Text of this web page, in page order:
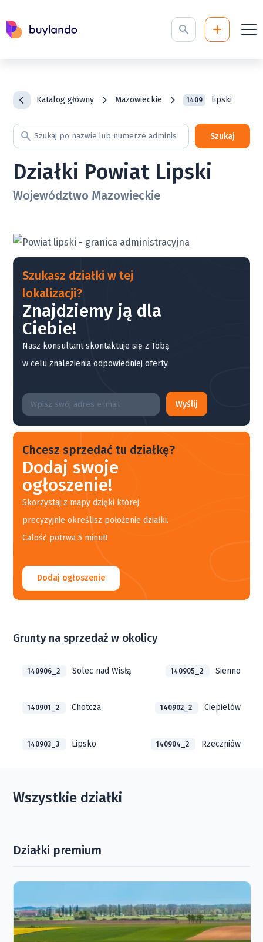
Katalog główny Mazowieckie 1409 lipski
Szukaj
Działki Powiat Lipski
Województwo Mazowieckie
Szukasz działki w tej
lokalizacji?
Znajdziemy ją dla
Ciebie!
Nasz konsultant skontaktuje się z Tobą
w celu znalezienia odpowiedniej oferty.
Wyślij
Chcesz sprzedać tu działkę?
Dodaj swoje
ogłoszenie!
Skorzystaj z mapy dzięki której
precyzyjnie określisz położenie działki.
Calość potrwa 5 minut!
Dodaj ogłoszenie
Grunty na sprzedaż w okolicy
140906_2 Solec nad Wisłą 140905_2 Sienno
140901_2 Chotcza 140902_2 Ciepielów
140903_3 Lipsko 140904_2 Rzeczniów
Wszystkie działki
Działki premium